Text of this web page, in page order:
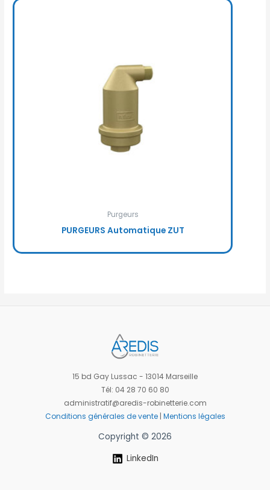
Purgeurs
PURGEURS Automatique ZUT
15 bd Gay Lussac - 13014 Marseille
Tél: 04 28 70 60 80
administratif@aredis-robinetterie.com
Conditions générales de vente| Mentions légales
Copyright © 2026
LinkedIn